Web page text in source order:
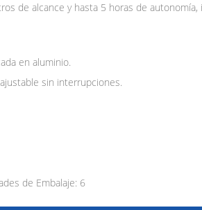
de alcance y hasta 5 horas de autonomía,
en aluminio.
sin interrupciones.
de Embalaje: 6